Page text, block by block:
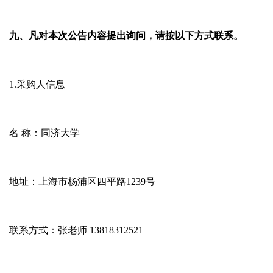
九、凡对本次公告内容提出询问，请按以下方式联系。
1.采购人信息
名 称：同济大学
地址：上海市杨浦区四平路1239号
联系方式：张老师 13818312521